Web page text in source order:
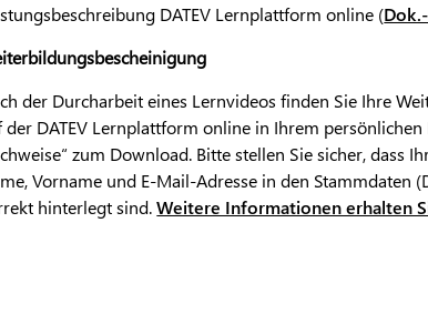
DATEV Lernplattform online (
der Durcharbeit eines Lernvideos finden Sie Ihre
der DATEV Lernplattform online in Ihrem persönlichen
zum Download. Bitte stellen Sie sicher, dass
Vorname und E-Mail-Adresse in den Stammdaten
hinterlegt sind.Weitere Informationen erhalten